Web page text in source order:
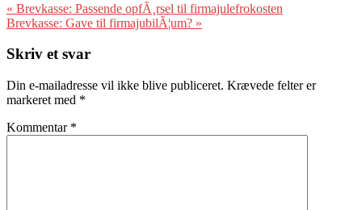
« Brevkasse: Passende opfÃ¸rsel til firmajulefrokosten
Brevkasse: Gave til firmajubilÃ¦um? »
Skriv et svar
Din e-mailadresse vil ikke blive publiceret. Krævede felter er
markeret med *
Kommentar *